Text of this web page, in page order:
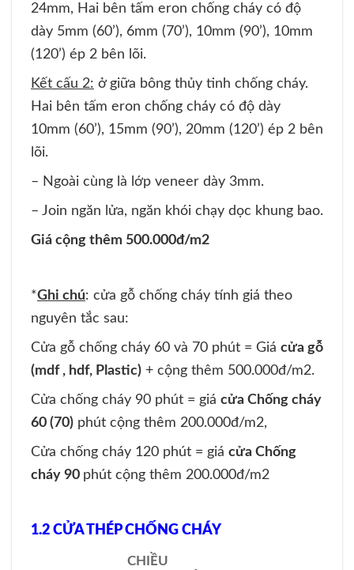
24mm, Hai bên tấm eron chống cháy có độ
dày 5mm (60’), 6mm (70’), 10mm (90’), 10mm
(120’) ép 2 bên lõi.
Kết cấu 2: ở giữa bông thủy tinh chống cháy.
Hai bên tấm eron chống cháy có độ dày
10mm (60’), 15mm (90’), 20mm (120’) ép 2 bên
lõi.
– Ngoài cùng là lớp veneer dày 3mm.
– Join ngăn lửa, ngăn khói chạy dọc khung bao.
Giá cộng thêm 500.000đ/m2
*Ghi chú: cửa gỗ chống cháy tính giá theo
nguyên tắc sau:
Cửa gỗ chống cháy 60 và 70 phút = Giá cửa gỗ
(mdf , hdf, Plastic) + cộng thêm 500.000đ/m2.
Cửa chống cháy 90 phút = giá cửa Chống cháy
60 (70) phút cộng thêm 200.000đ/m2,
Cửa chống cháy 120 phút = giá cửa Chống
cháy 90 phút cộng thêm 200.000đ/m2
1.2 CỬA THÉP CHỐNG CHÁY
CHIỀU